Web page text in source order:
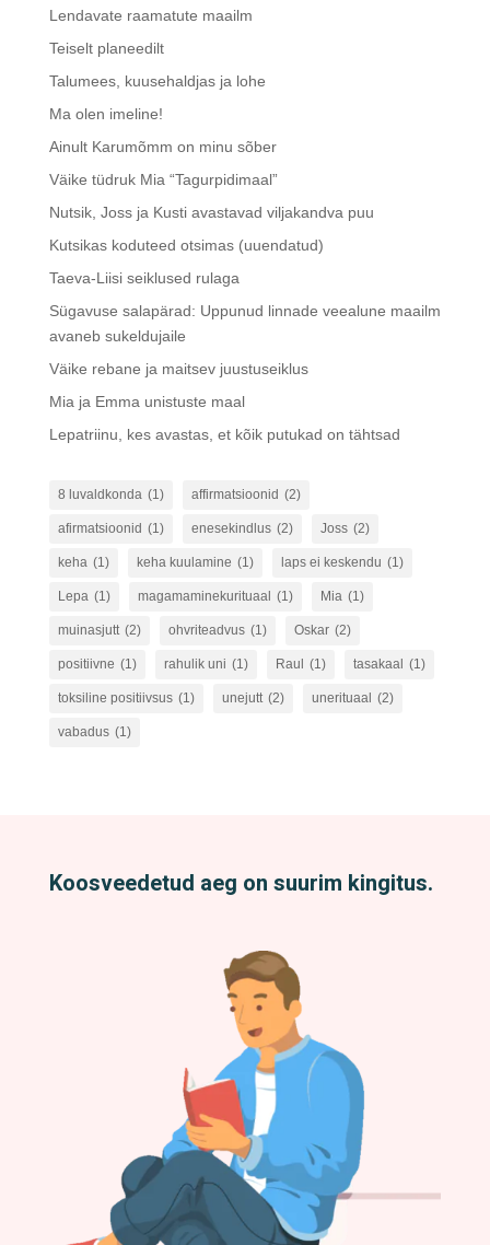
Lendavate raamatute maailm
Teiselt planeedilt
Talumees, kuusehaldjas ja lohe
Ma olen imeline!
Ainult Karumõmm on minu sõber
Väike tüdruk Mia “Tagurpidimaal”
Nutsik, Joss ja Kusti avastavad viljakandva puu
Kutsikas koduteed otsimas (uuendatud)
Taeva-Liisi seiklused rulaga
Sügavuse salapärad: Uppunud linnade veealune maailm
avaneb sukeldujaile
Väike rebane ja maitsev juustuseiklus
Mia ja Emma unistuste maal
Lepatriinu, kes avastas, et kõik putukad on tähtsad
8 luvaldkonda (1) affirmatsioonid (2)
afirmatsioonid (1) enesekindlus (2) Joss (2)
keha (1) keha kuulamine (1) laps ei keskendu (1)
Lepa (1) magamaminekurituaal (1) Mia (1)
muinasjutt (2) ohvriteadvus (1) Oskar (2)
positiivne (1) rahulik uni (1) Raul (1) tasakaal (1)
toksiline positiivsus (1) unejutt (2) unerituaal (2)
vabadus (1)
Koosveedetud aeg on suurim kingitus.